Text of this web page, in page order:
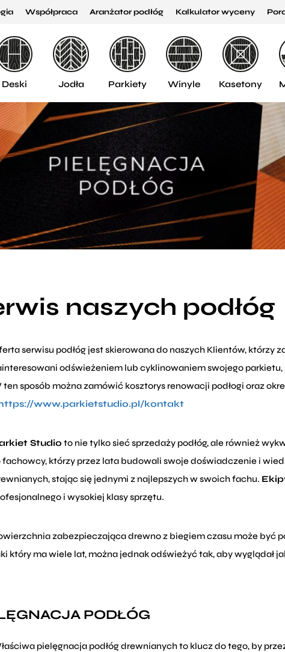
Współpraca Aranżator podłóg Kalkulator wyceny
Deski Jodła Parkiety Winyle Kasetony
naszych podłóg
serwisu podłóg jest skierowana do naszych Klientów, którzy
odświeżeniem lub cyklinowaniem swojego
ten sposób można zamówić kosztorys renowacji podłogi oraz
www.parkietstudio.pl/kontakt
Studio to nie tylko sieć sprzedaży podłóg, ale również
fachowcy, którzy przez lata budowali swoje doświadczenie i
stając się jednymi z najlepszych w swoich fachu.
i wysokiej klasy sprzętu.
zabezpieczająca drewno z biegiem czasu może być
który ma wiele lat, można jednak odświeżyć tak, aby wyglądał
PODŁÓG
pielęgnacja podłóg drewnianych to klucz do tego, by